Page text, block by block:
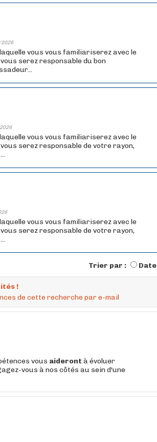
vous vous familiariserez avec le
serez responsable du bon
vous vous familiariserez avec le
serez responsable de votre rayon,
vous vous familiariserez avec le
serez responsable de votre rayon,
Trier par : Date
!
de cette recherche par e-mail
vous aideront à évoluer
vous à nos côtés au sein d'une